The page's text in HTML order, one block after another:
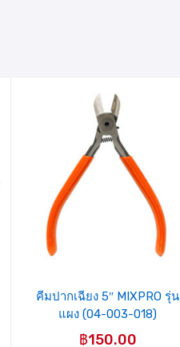
คีมปากเฉียง 5″ MIXPRO รุ่น
แผง (04-003-018)
฿150.00